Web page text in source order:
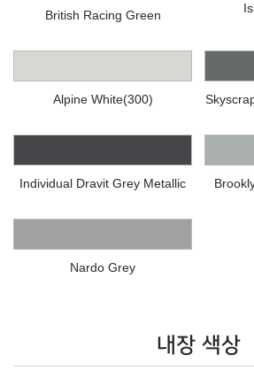
British Racing Green
Alpine White(300)
Individual Dravit Grey Metallic
Nardo Grey
내장 색상